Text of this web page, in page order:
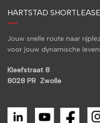
HARTSTAD SHORTLEASE
Jouw snelle route naar
voor jouw dynamische
Kleefstraat 8
8028 PR Zwolle